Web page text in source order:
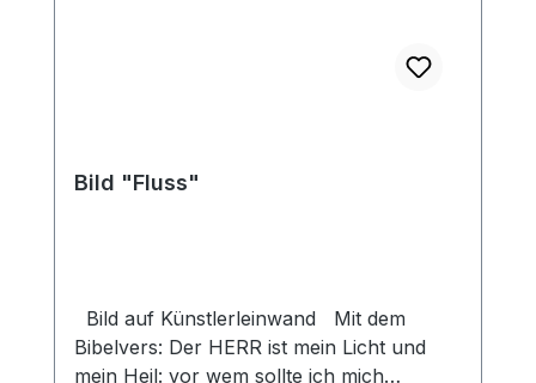
Bild "Fluss"
Bild auf Künstlerleinwand Mit dem
Bibelvers: Der HERR ist mein Licht und
mein Heil: vor wem sollte ich mich